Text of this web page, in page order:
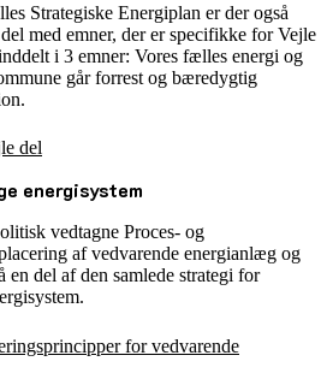
Strategiske Energiplan er der også
med emner, der er specifikke for Vejle
i 3 emner: Vores fælles energi og
går forrest og bæredygtig
del
energisystem
vedtagne Proces- og
af vedvarende energianlæg og
en del af den samlede strategi for
for vedvarende